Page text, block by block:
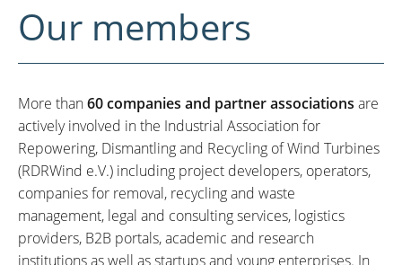
Our members
More than60 companies and partner associations are
actively involved in the Industrial Association for
Repowering, Dismantling and Recycling of Wind Turbines
(RDRWind e.V.) including project developers, operators,
companies for removal, recycling and waste
management, legal and consulting services, logistics
providers, B2B portals, academic and research
institutions as well as startups and young enterprises. In